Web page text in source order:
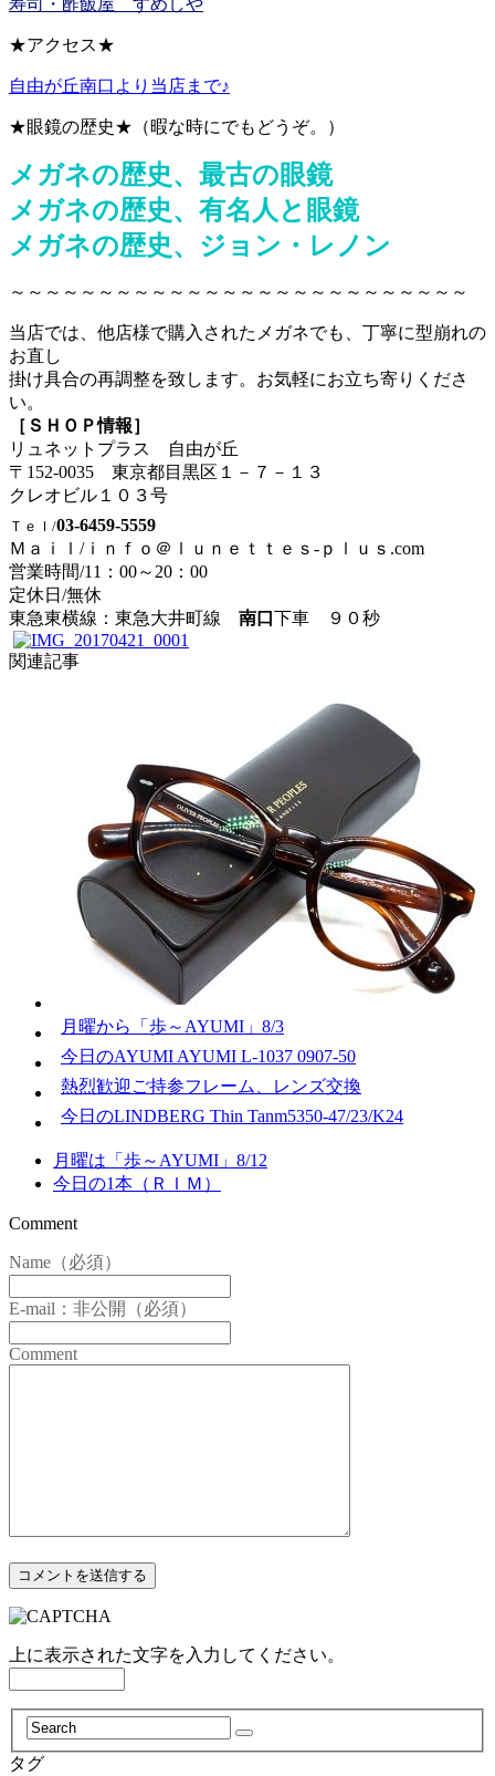
★アクセス★
自由が丘南口より当店まで♪
★眼鏡の歴史★（暇な時にでもどうぞ。）
メガネの歴史、最古の眼鏡
メガネの歴史、有名人と眼鏡
メガネの歴史、ジョン・レノン
～～～～～～～～～～～～～～～～～～～～～～～～～～
当店では、他店様で購入されたメガネでも、丁寧に型崩れの
お直し
掛け具合の再調整を致します。お気軽にお立ち寄りくださ
い。
［ＳＨＯＰ情報］
リュネットプラス 自由が丘
〒152-0035 東京都目黒区１－７－１３
クレオビル１０３号
Ｔｅｌ/03-6459-5559
Ｍａｉｌ/ｉｎｆｏ＠ｌｕｎｅｔｔｅｓ-ｐｌｕｓ.com
営業時間/11：00～20：00
定休日/無休
東急東横線：東急大井町線 南口 下車 ９０秒
関連記事
月曜から「歩～AYUMI」8/3
今日のAYUMI AYUMI L-1037 0907-50
熱烈歓迎ご持参フレーム、レンズ交換
今日のLINDBERG Thin Tanm5350-47/23/K24
月曜は「歩～AYUMI」8/12
今日の1本（ＲＩＭ）
Comment
Name（必須）
E-mail：非公開（必須）
Comment
上に表示された文字を入力してください。
タグ